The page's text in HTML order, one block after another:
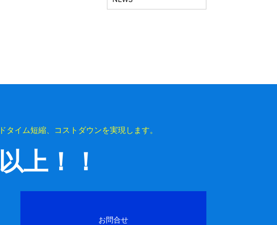
イム短縮、コストダウンを実現します。
上！！
お問合せ